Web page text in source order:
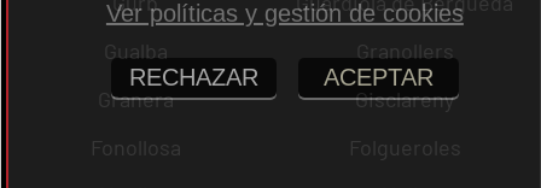
Gualba
Granollers
Granera
Gisclareny
Fonollosa
Folgueroles
Ver políticas y gestión de cookies
RECHAZAR ACEPTAR